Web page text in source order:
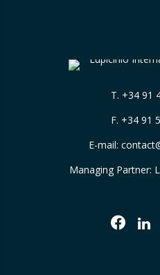
T. +34 91
F. +34 91
E-mail:
Managing Partner: